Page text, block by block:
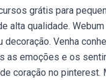
grátis para
alta qualidade.
decoração. Venha
as emoções e os
coração no pinterest.